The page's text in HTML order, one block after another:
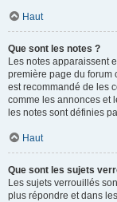
Haut
Que sont les notes ?
Les notes apparaissent
première page du forum
est recommandé de les
comme les annonces et
les notes sont définies
Haut
Que sont les sujets
Les sujets verrouillés
plus répondre et dans